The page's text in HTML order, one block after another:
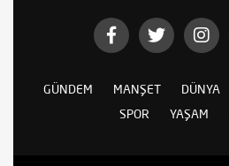
GÜNDEM MANŞET DÜNYA
SPOR
YAŞAM